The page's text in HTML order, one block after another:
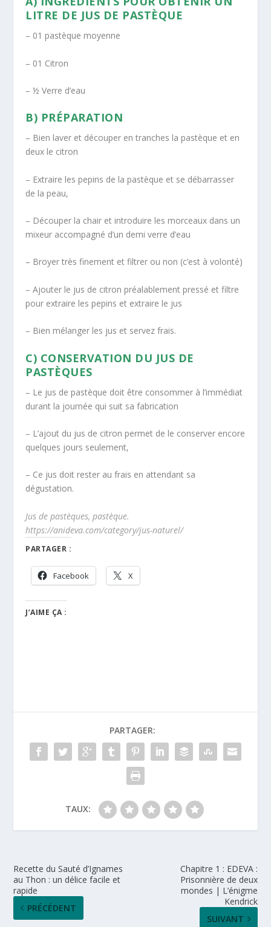
LITRE DE JUS DE PASTÈQUE
– 01 pastèque moyenne
– 01 Citron
– ½ Verre d’eau
B) PRÉPARATION
– Bien laver et découper en tranches la pastèque et en
deux le citron
– Extraire les pepins de la pastèque et se débarrasser
de la peau,
– Découper la chair et introduire les morceaux dans un
mixeur accompagné d’un demi verre d’eau
– Broyer très finement et filtrer ou non (c’est à volonté)
– Ajouter le jus de citron préalablement pressé et filtre
pour extraire les pepins et extraire le jus
– Bien mélanger les jus et servez frais.
C) CONSERVATION DU JUS DE
PASTÈQUES
– Le jus de pastèque doit être consommer à l’immédiat
durant la journée qui suit sa fabrication
– L’ajout du jus de citron permet de le conserver encore
quelques jours seulement,
– Ce jus doit rester au frais en attendant sa
dégustation.
Jus de pastèques, pastèque.
https://anideva.com/category/jus-naturel/
PARTAGER :
Facebook X
J’AIME ÇA :
PARTAGER:
TAUX:
Recette du Sauté d’Ignames
au Thon : un délice facile et
rapide
PRÉCÉDENT
Chapitre 1 : EDEVA :
Prisonnière de deux
mondes | L’énigme
Kendrick
SUIVANT